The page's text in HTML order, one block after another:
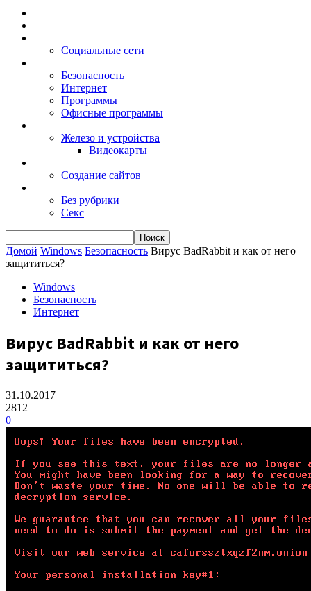
Социальные сети
Безопасность
Интернет
Программы
Офисные программы
Железо и устройства
Видеокарты
Создание сайтов
Без рубрики
Секс
Домой Windows Безопасность Вирус BadRabbit и как от него
защититься?
Windows
Безопасность
Интернет
Вирус BadRabbit и как от него
защититься?
31.10.2017
2812
0